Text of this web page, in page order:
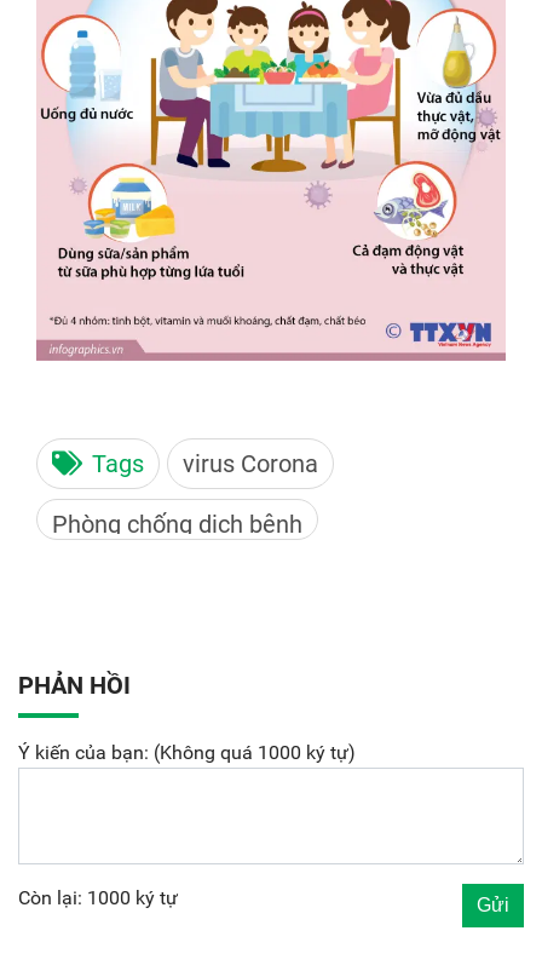
Tags virus Corona
Phòng chống dịch bệnh
PHẢN HỒI
Ý kiến của bạn: (Không quá 1000 ký tự)
Còn lại: 1000 ký tự